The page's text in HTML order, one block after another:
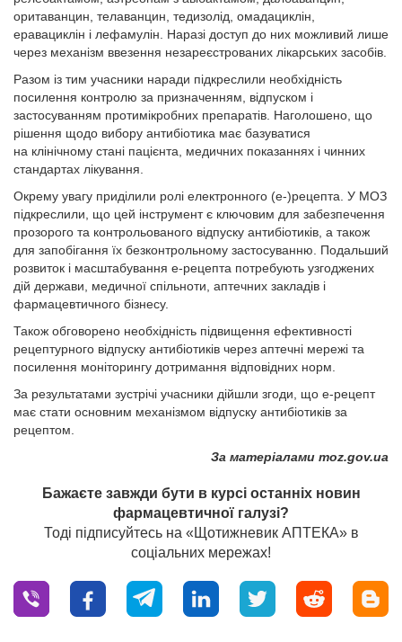
оритаванцин, телаванцин, тедизолід, омадациклін,
еравациклін і лефамулін. Наразі доступ до них можливий лише
через механізм ввезення незареєстрованих лікарських засобів.
Разом із тим учасники наради підкреслили необхідність
посилення контролю за призначенням, відпуском і
застосуванням протимікробних препаратів. Наголошено, що
рішення щодо вибору антибіотика має базуватися
на клінічному стані пацієнта, медичних показаннях і чинних
стандартах лікування.
Окрему увагу приділили ролі електронного (е-)рецепта. У МОЗ
підкреслили, що цей інструмент є ключовим для забезпечення
прозорого та контрольованого відпуску антибіотиків, а також
для запобігання їх безконтрольному застосуванню. Подальший
розвиток і масштабування е-рецепта потребують узгоджених
дій держави, медичної спільноти, аптечних закладів і
фармацевтичного бізнесу.
Також обговорено необхідність підвищення ефективності
рецептурного відпуску антибіотиків через аптечні мережі та
посилення моніторингу дотримання відповідних норм.
За результатами зустрічі учасники дійшли згоди, що е-рецепт
має стати основним механізмом відпуску антибіотиків за
рецептом.
За матеріалами moz.gov.ua
Бажаєте завжди бути в курсі останніх новин
фармацевтичної галузі?
Тоді підписуйтесь на «Щотижневик АПТЕКА» в
соціальних мережах!